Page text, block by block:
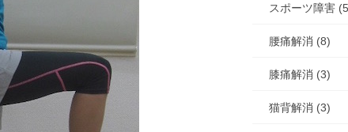
スポーツ障害
腰痛解消 (8)
膝痛解消 (3)
猫背解消 (3)